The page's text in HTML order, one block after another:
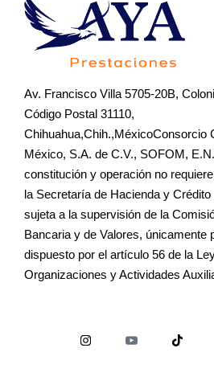
Av. Francisco Villa 5705-20B,
Código Postal 31110,
Chihuahua,Chih.,MéxicoConsorcio
México, S.A. de C.V., SOFOM,
constitución y operación no
la Secretaría de Hacienda y
sujeta a la supervisión de la
Bancaria y de Valores, únicamente
dispuesto por el artículo 56 de la
Organizaciones y Actividades